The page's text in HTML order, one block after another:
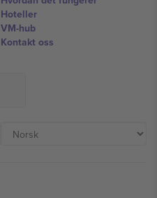
Hoteller
VM-hub
Kontakt oss